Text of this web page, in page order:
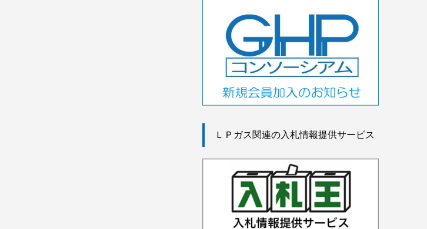
ＬＰガス関連の入札情報提供サービス